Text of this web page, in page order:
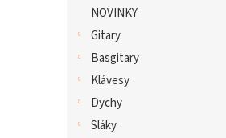
NOVINKY
Gitary
Basgitary
Klávesy
Dychy
Sláky